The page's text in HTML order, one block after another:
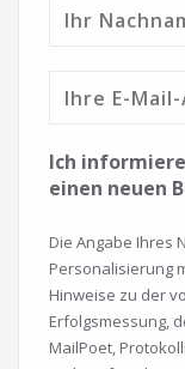
Ich
einen neuen
Die Angabe Ihres
Personalisierung
Hinweise zu der
Erfolgsmessung,
MailPoet,